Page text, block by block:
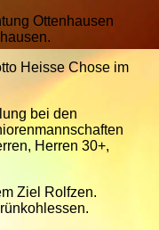
Ottenhausen
Heisse Chose im
bei den
Herren 30+,
Ziel Rolfzen.